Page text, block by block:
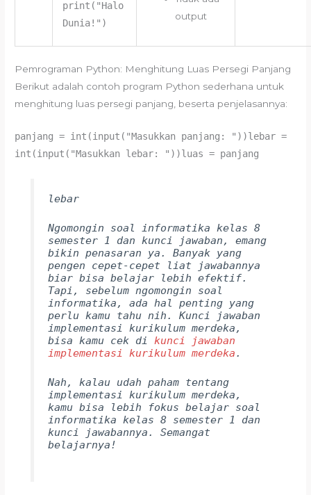
print("Halo
Dunia!")
output
Pemrograman Python: Menghitung Luas Persegi Panjang
Berikut adalah contoh program Python sederhana untuk
menghitung luas persegi panjang, beserta penjelasannya:
panjang = int(input("Masukkan panjang: "))lebar =
int(input("Masukkan lebar: "))luas = panjang
lebar
Ngomongin soal informatika kelas 8
semester 1 dan kunci jawaban, emang
bikin penasaran ya. Banyak yang
pengen cepet-cepet liat jawabannya
biar bisa belajar lebih efektif.
Tapi, sebelum ngomongin soal
informatika, ada hal penting yang
perlu kamu tahu nih. Kunci jawaban
implementasi kurikulum merdeka,
bisa kamu cek di kunci jawaban
implementasi kurikulum merdeka.
Nah, kalau udah paham tentang
implementasi kurikulum merdeka,
kamu bisa lebih fokus belajar soal
informatika kelas 8 semester 1 dan
kunci jawabannya. Semangat
belajarnya!